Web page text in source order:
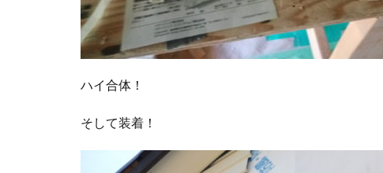
ハイ合体！
そして装着！